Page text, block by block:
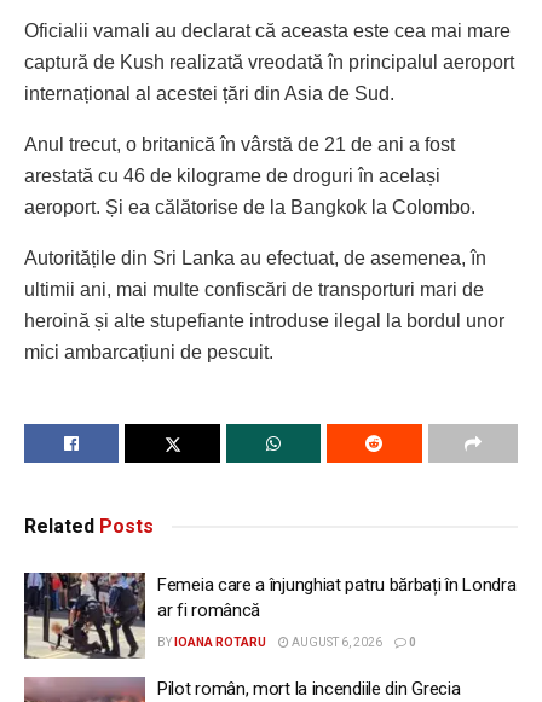
Oficialii vamali au declarat că aceasta este cea mai mare
captură de Kush realizată vreodată în principalul aeroport
internațional al acestei țări din Asia de Sud.
Anul trecut, o britanică în vârstă de 21 de ani a fost
arestată cu 46 de kilograme de droguri în același
aeroport. Și ea călătorise de la Bangkok la Colombo.
Autoritățile din Sri Lanka au efectuat, de asemenea, în
ultimii ani, mai multe confiscări de transporturi mari de
heroină și alte stupefiante introduse ilegal la bordul unor
mici ambarcațiuni de pescuit.
Related Posts
Femeia care a înjunghiat patru bărbați în Londra
ar fi româncă
BY IOANA ROTARU AUGUST 6, 2026 0
Pilot român, mort la incendiile din Grecia